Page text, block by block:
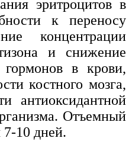
эритроцитов в
к переносу
концентрации
и снижение
в крови,
костного мозга,
антиоксидантной
Отъемный
7-10 дней.